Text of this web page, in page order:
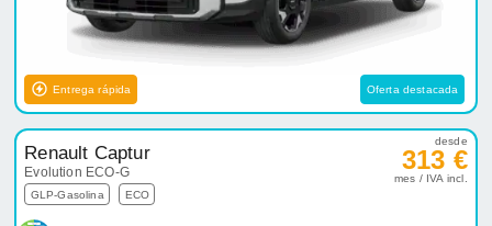
Entrega rápida Oferta destacada
Renault Captur
Evolution ECO-G
GLP-Gasolina ECO
desde
313 €
mes / IVA incl.